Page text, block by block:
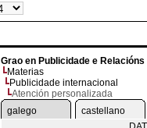
Grao en Publicidade e
Materias
Publicidade internacional
Atención personalizada
galego
castellano